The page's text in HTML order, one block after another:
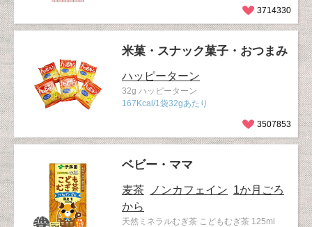
3714330
米菓・スナック菓子・おつまみ
ハッピーターン
32g ハッピーターン
167Kcal/1袋32gあたり
3507853
ベビー・ママ
麦茶 ノンカフェイン 1か月ごろ
から
天然ミネラルむぎ茶 こどもむぎ茶 125ml